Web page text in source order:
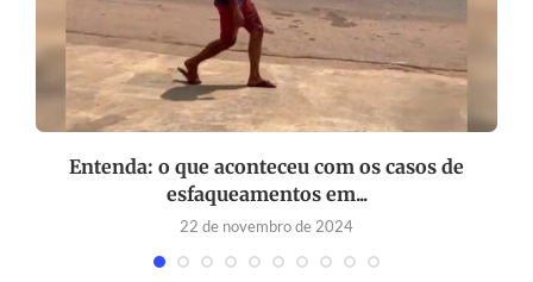
Entenda: o que aconteceu com os casos de
esfaqueamentos em...
22 de novembro de 2024